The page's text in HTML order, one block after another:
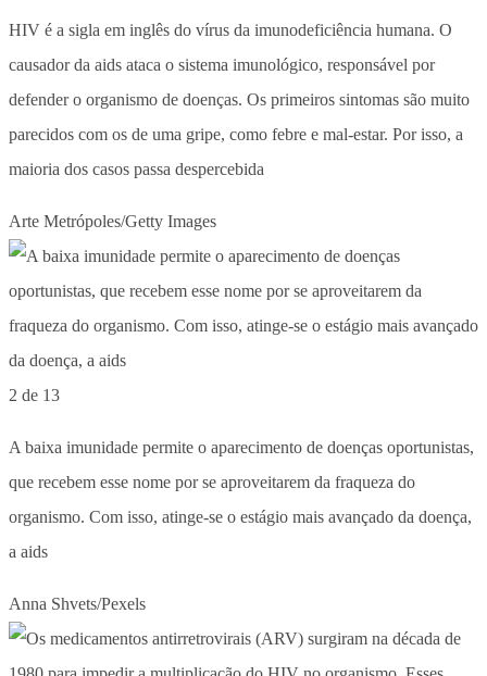
HIV é a sigla em inglês do vírus da imunodeficiência humana. O
causador da aids ataca o sistema imunológico, responsável por
defender o organismo de doenças. Os primeiros sintomas são muito
parecidos com os de uma gripe, como febre e mal-estar. Por isso, a
maioria dos casos passa despercebida
Arte Metrópoles/Getty Images
2 de 13
A baixa imunidade permite o aparecimento de doenças oportunistas,
que recebem esse nome por se aproveitarem da fraqueza do
organismo. Com isso, atinge-se o estágio mais avançado da doença,
a aids
Anna Shvets/Pexels